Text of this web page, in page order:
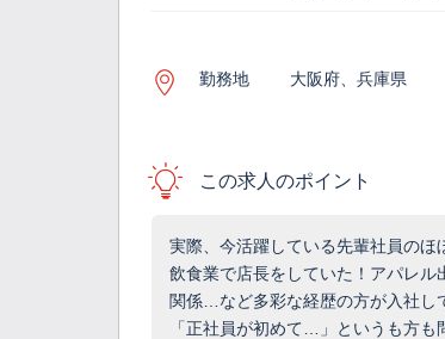
勤務地 大阪府、兵庫県
この求人のポイント
実際、今活躍している先輩社員のほ
飲食業で店長をしていた！アパレ
関係…など多彩な経歴の方が入社し
「正社員が初めて…」というも方